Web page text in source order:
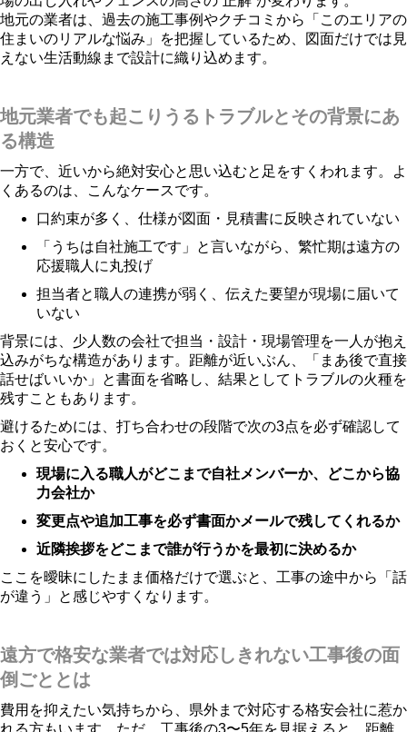
地元の業者は、過去の施工事例やクチコミから「このエリアの
住まいのリアルな悩み」を把握しているため、図面だけでは見
えない生活動線まで設計に織り込めます。
地元業者でも起こりうるトラブルとその背景にあ
る構造
一方で、近いから絶対安心と思い込むと足をすくわれます。よ
くあるのは、こんなケースです。
口約束が多く、仕様が図面・見積書に反映されていない
「うちは自社施工です」と言いながら、繁忙期は遠方の
応援職人に丸投げ
担当者と職人の連携が弱く、伝えた要望が現場に届いて
いない
背景には、少人数の会社で担当・設計・現場管理を一人が抱え
込みがちな構造があります。距離が近いぶん、「まあ後で直接
話せばいいか」と書面を省略し、結果としてトラブルの火種を
残すこともあります。
避けるためには、打ち合わせの段階で次の3点を必ず確認して
おくと安心です。
現場に入る職人がどこまで自社メンバーか、どこから協
力会社か
変更点や追加工事を必ず書面かメールで残してくれるか
近隣挨拶をどこまで誰が行うかを最初に決めるか
ここを曖昧にしたまま価格だけで選ぶと、工事の途中から「話
が違う」と感じやすくなります。
遠方で格安な業者では対応しきれない工事後の面
倒ごととは
費用を抑えたい気持ちから、県外まで対応する格安会社に惹か
れる方もいます。ただ、工事後の3〜5年を見据えると、距離